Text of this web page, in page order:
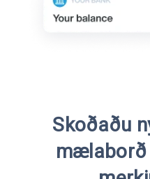
Skoðaðu
mælaborð